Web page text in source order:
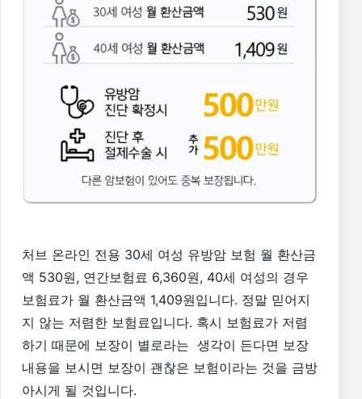
처브 온라인 전용 30세 여성 유방암 보험 월 환산금
액 530원, 연간보험료 6,360원, 40세 여성의 경우
보험료가 월 환산금액 1,409원입니다. 정말 믿어지
지 않는 저렴한 보험료입니다. 혹시 보험료가 저렴
하기 때문에 보장이 별로라는 생각이 든다면 보장
내용을 보시면 보장이 괜찮은 보험이라는 것을 금방
아시게 될 것입니다.